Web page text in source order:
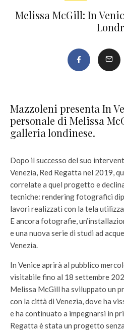
Melissa McGill: In
Mazzoleni presenta In
personale di Melissa
galleria londinese.
Dopo il successo del suo
Venezia, Red Regatta nel 2019,
correlate a quel progetto e
tecniche: rendering fotografici
lavori realizzati con la tela
E ancora fotografie,
e una nuova serie di studi ad
Venezia.
In Venice aprirà al pubblico
visitabile fino al 18 settembre
Melissa McGill ha sviluppato un
con la città di Venezia, dove ha
e ha continuato a impegnarsi in
Regatta è stata un progetto